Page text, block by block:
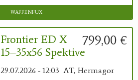
waffenfux
799,00 €
Frontier ED X
15–35x56 Spektive
29.07.2026 - 12:03 AT, Hermagor